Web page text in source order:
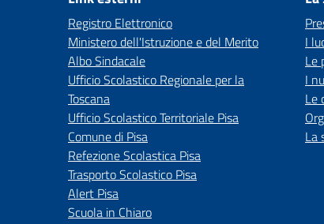
Registro Elettronico
Ministero dell'Istruzione e del Merito
Albo Sindacale
Ufficio Scolastico Regionale per la
Toscana
Ufficio Scolastico Territoriale Pisa
Comune di Pisa
Refezione Scolastica Pisa
Trasporto Scolastico Pisa
Alert Pisa
Scuola in Chiaro
I
Le
I
Le
La